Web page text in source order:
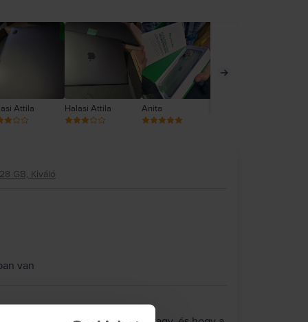
Attila Halasi Attila Anita
GB, Kiváló
van